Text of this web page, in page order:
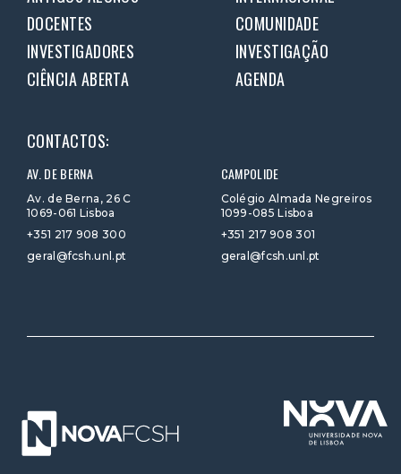
DOCENTES
COMUNIDADE
INVESTIGADORES
INVESTIGAÇÃO
CIÊNCIA ABERTA
AGENDA
CONTACTOS:
AV. DE BERNA
Av. de Berna, 26 C
1069-061 Lisboa
+351 217 908 300
geral@fcsh.unl.pt
CAMPOLIDE
Colégio Almada Negreiros
1099-085 Lisboa
+351 217 908 301
geral@fcsh.unl.pt